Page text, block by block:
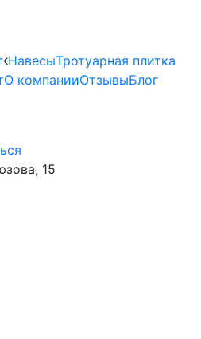
НавесыТротуарная плитка
О компанииОтзывыБлог
15